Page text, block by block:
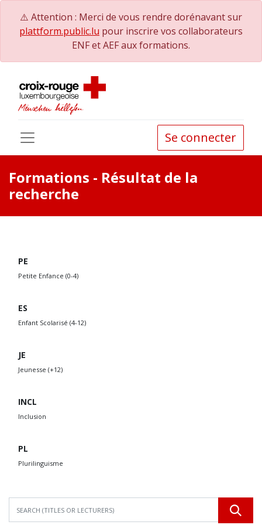
⚠️ Attention : Merci de vous rendre dorénavant sur
plattform.public.lu pour inscrire vos collaborateurs
ENF et AEF aux formations.
Se connecter
Formations - Résultat de la
recherche
PE
Petite Enfance (0-4)
ES
Enfant Scolarisé (4-12)
JE
Jeunesse (+12)
INCL
Inclusion
PL
Plurilinguisme